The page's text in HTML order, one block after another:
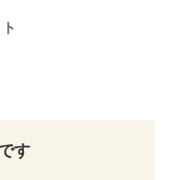
す